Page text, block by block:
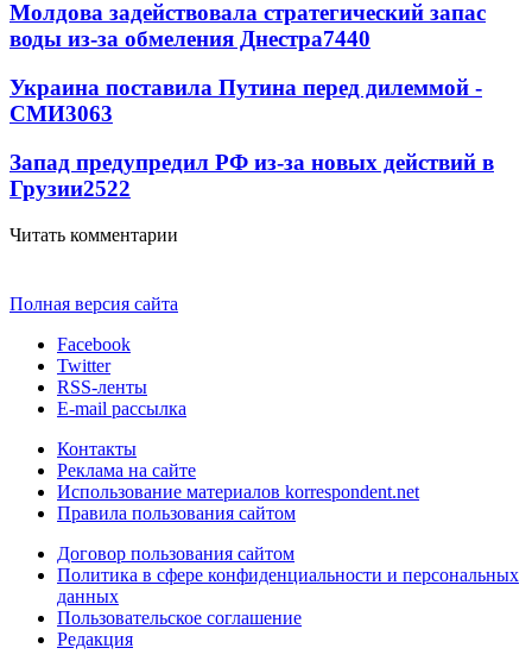
Молдова задействовала стратегический запас
воды из-за обмеления Днестра7440
Украина поставила Путина перед дилеммой -
СМИ3063
Запад предупредил РФ из-за новых действий в
Грузии2522
Читать комментарии
Полная версия сайта
Facebook
Twitter
RSS-ленты
E-mail рассылка
Контакты
Реклама на сайте
Использование материалов korrespondent.net
Правила пользования сайтом
Договор пользования сайтом
Политика в сфере конфиденциальности и персональных
данных
Пользовательское соглашение
Редакция